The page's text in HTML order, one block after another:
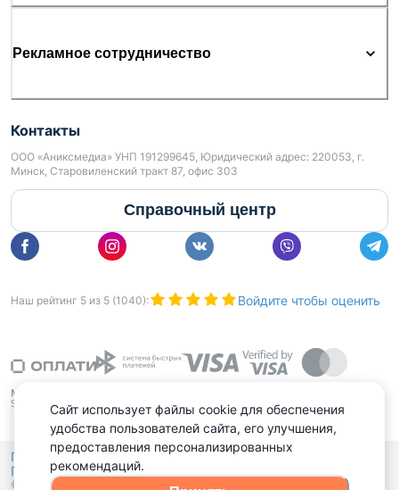
Рекламное сотрудничество
Контакты
ООО «Аниксмедиа» УНП 191299645, Юридический адрес: 220053, г.
Минск, Старовиленский тракт 87, офис 303
Справочный центр
Наш рейтинг 5 из 5 (1040): Войдите чтобы оценить
Политика конфиденциальности,
Политика обработки файлов куки
© 2015 - 2026, Domovita.by. Копирование материалов допускается
Сайт использует файлы cookie для обеспечения
удобства пользователей сайта, его улучшения,
предоставления персонализированных
рекомендаций.